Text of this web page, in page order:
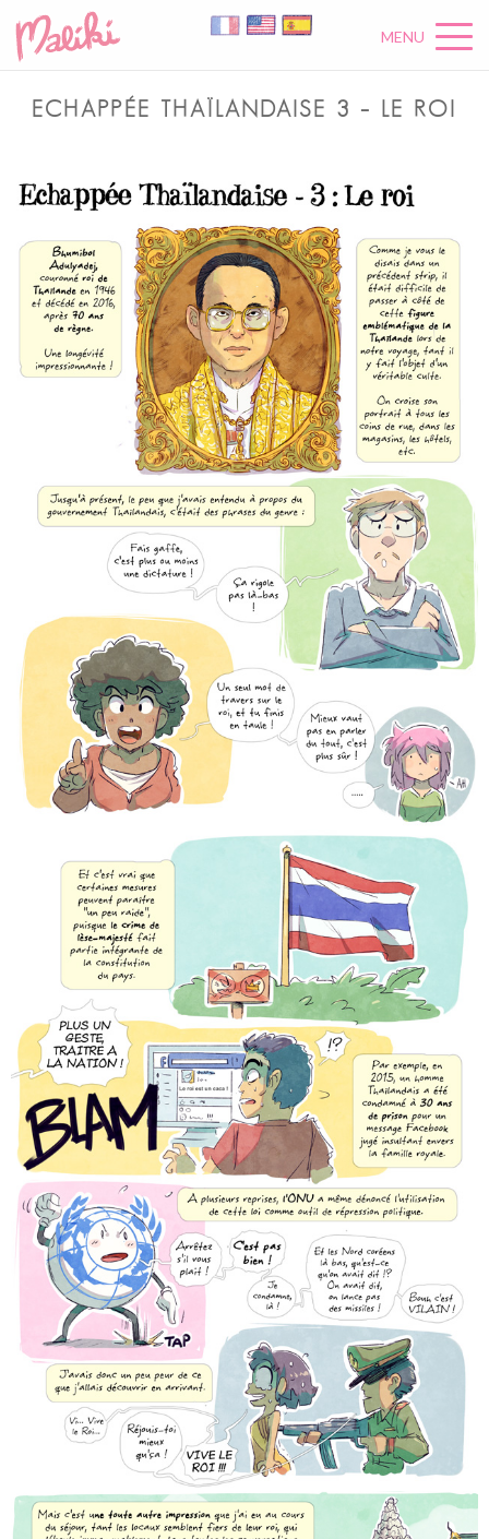
MENU
ECHAPPÉE THAÏLANDAISE 3 – LE ROI